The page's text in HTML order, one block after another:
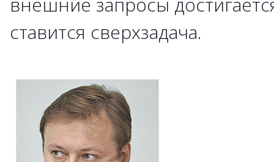
ставится сверхзадача.